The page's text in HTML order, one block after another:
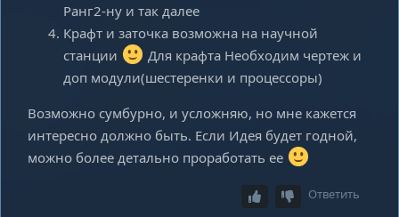
Ранг2-ну и так далее
Крафт и заточка возможна на научной
станции
Для крафта Необходим чертеж и
доп модули(шестеренки и процессоры)
Возможно сумбурно, и усложняю, но мне кажется
интересно должно быть. Если Идея будет годной,
можно более детально проработать ее
Ответить